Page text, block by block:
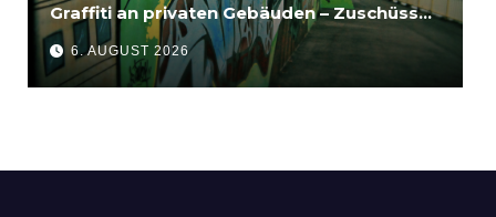
Graffiti an privaten Gebäuden – Zuschüsse
bis 3.500 Euro
6. AUGUST 2026